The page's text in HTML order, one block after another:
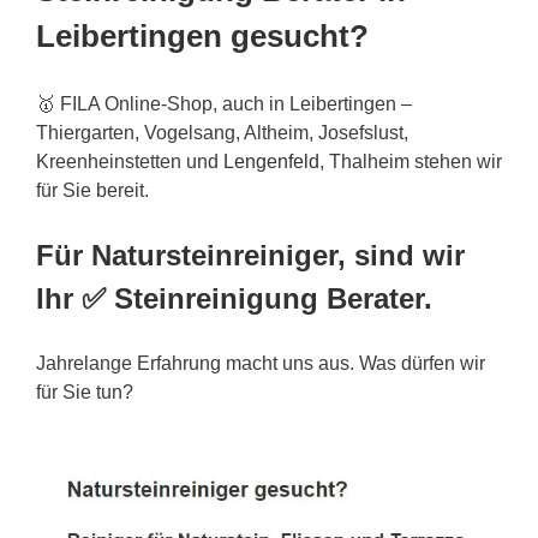
Leibertingen gesucht?
🥇 FILA Online-Shop, auch in Leibertingen –
Thiergarten, Vogelsang, Altheim, Josefslust,
Kreenheinstetten und Lengenfeld, Thalheim stehen wir
für Sie bereit.
Für Natursteinreiniger, sind wir
Ihr ✅ Steinreinigung Berater.
Jahrelange Erfahrung macht uns aus. Was dürfen wir
für Sie tun?